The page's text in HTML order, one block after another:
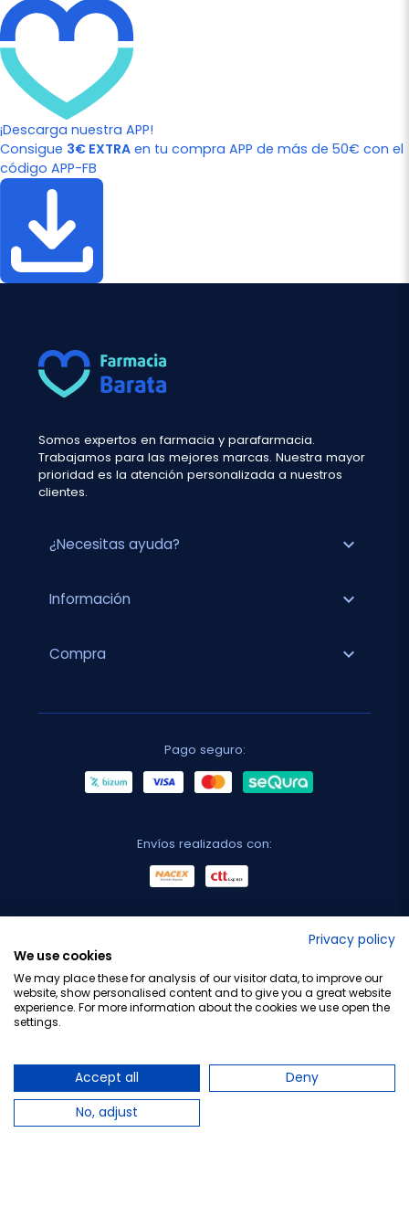
¡Descarga nuestra APP!
Consigue 3€ EXTRA en tu compra APP de más de 50€ con el
código APP-FB
Somos expertos en farmacia y parafarmacia.
Trabajamos para las mejores marcas. Nuestra mayor
prioridad es la atención personalizada a nuestros
clientes.
¿Necesitas ayuda? expand_more
Información expand_more
Compra expand_more
Pago seguro:
Envíos realizados con:
Privacy policy
We use cookies
We may place these for analysis of our visitor data, to improve our
website, show personalised content and to give you a great website
experience. For more information about the cookies we use open the
settings.
Accept all
Deny
No, adjust